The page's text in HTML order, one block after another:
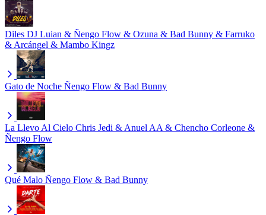
Diles DJ Luian & Ñengo Flow & Ozuna & Bad Bunny & Farruko
& Arcángel & Mambo Kingz
Gato de Noche Ñengo Flow & Bad Bunny
La Llevo Al Cielo Chris Jedi & Anuel AA & Chencho Corleone &
Ñengo Flow
Qué Malo Ñengo Flow & Bad Bunny